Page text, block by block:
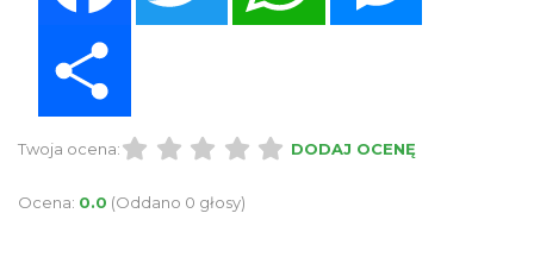
Twoja ocena: DODAJ OCENĘ
Ocena: 0.0 (Oddano 0 głosy)